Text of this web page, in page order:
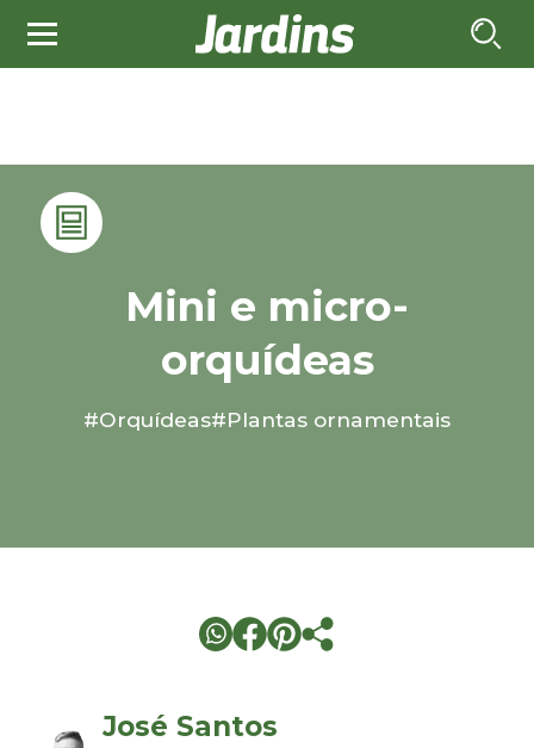
Mini e micro-
orquídeas
#Orquídeas#Plantas ornamentais
José Santos